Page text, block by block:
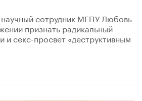
сотрудник МГПУ Любовь
признать радикальный
секс-просвет «деструктивным